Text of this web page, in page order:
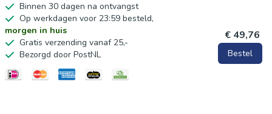
Binnen 30 dagen na ontvangst
Op werkdagen voor 23:59 besteld,
morgen in huis
Gratis verzending vanaf 25,-
Bezorgd door PostNL
€ 49,76
Bestel